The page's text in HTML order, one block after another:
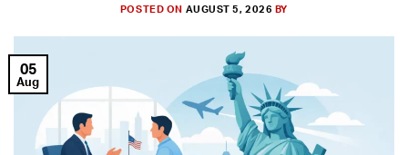
POSTED ON AUGUST 5, 2026 BY
05
Aug